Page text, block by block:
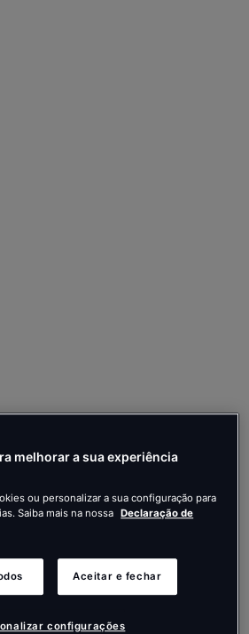
a pensar melhor, a
a viver melhor.
melhorar a sua experiência
ou personalizar a sua configuração para
Saiba mais na nossa Declaração de
Aceitar e fechar
configurações